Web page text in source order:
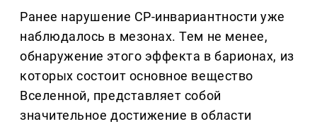
Ранее нарушение CP-инвариантности уже
наблюдалось в мезонах. Тем не менее,
обнаружение этого эффекта в барионах, из
которых состоит основное вещество
Вселенной, представляет собой
значительное достижение в области